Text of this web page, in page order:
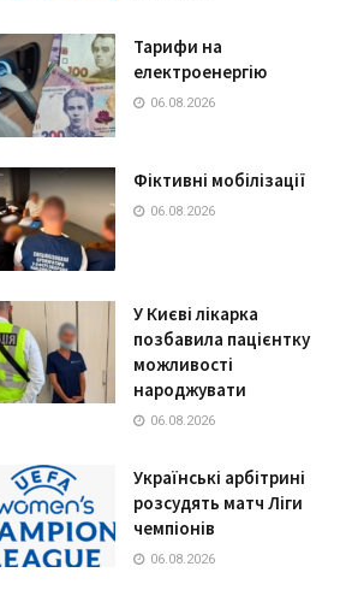
Тарифи на
електроенергію
06.08.2026
Фіктивні мобілізації
06.08.2026
У Києві лікарка
позбавила пацієнтку
можливості
народжувати
06.08.2026
Українські арбітрині
розсудять матч Ліги
чемпіонів
06.08.2026